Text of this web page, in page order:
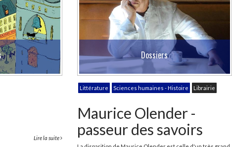
Lire la suite
Dossiers
Littérature Sciences humaines - Histoire Librairie
Maurice Olender -
passeur des savoirs